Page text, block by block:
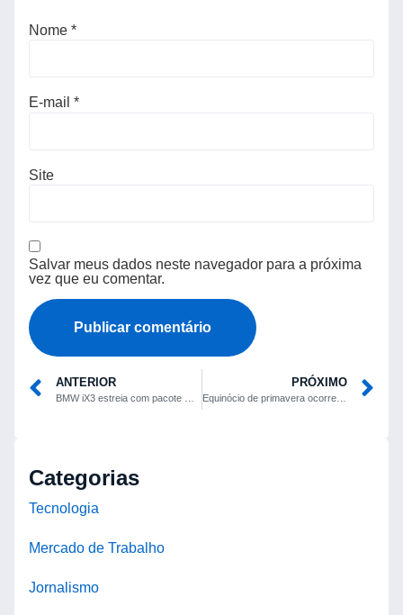
Nome *
E-mail *
Site
Salvar meus dados neste navegador para a próxima
vez que eu comentar.
ANTERIOR PRÓXIMO
Equinócio de primavera ocorre nesta segunda (22) e inaugura dias mais longos no Hemisfério Sul
Categorias
Tecnologia
Mercado de Trabalho
Jornalismo